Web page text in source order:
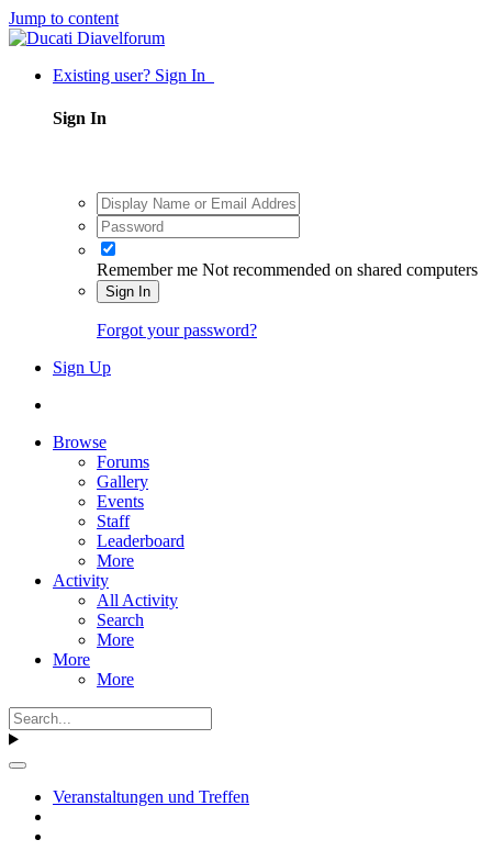
Jump to content
Existing user? Sign In
Sign In
Remember me Not recommended on shared computers
Sign In
Forgot your password?
Sign Up
Browse
Forums
Gallery
Events
Staff
Leaderboard
More
Activity
All Activity
Search
More
More
More
Veranstaltungen und Treffen